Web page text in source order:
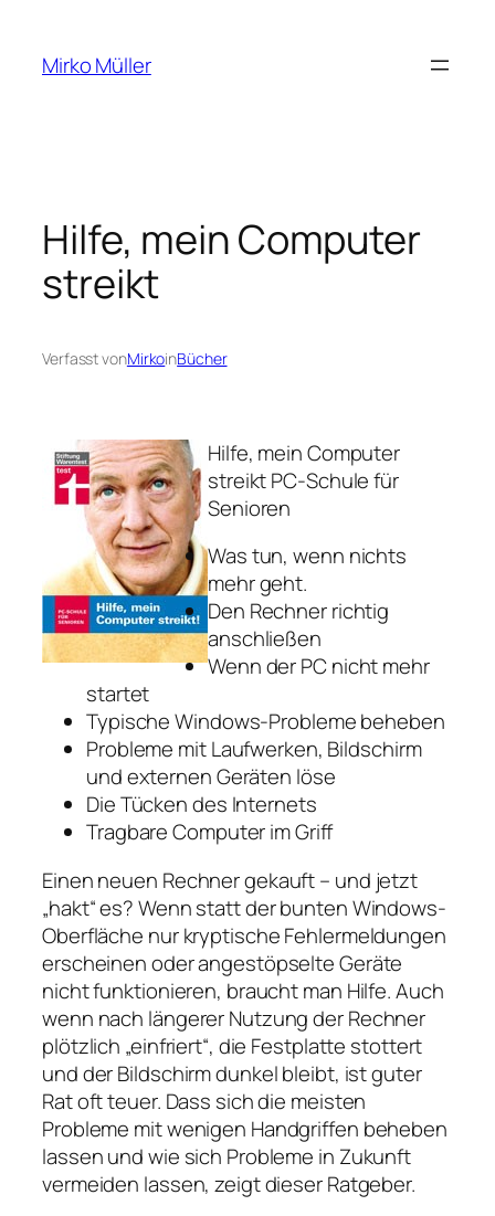
springen
Mirko Müller
Hilfe, mein Computer
streikt
Verfasst vonMirkoinBücher
Hilfe, mein Computer
streikt PC-Schule für
Senioren
Was tun, wenn nichts
mehr geht.
Den Rechner richtig
anschließen
Wenn der PC nicht mehr
startet
Typische Windows-Probleme beheben
Probleme mit Laufwerken, Bildschirm
und externen Geräten löse
Die Tücken des Internets
Tragbare Computer im Griff
Einen neuen Rechner gekauft – und jetzt
„hakt“ es? Wenn statt der bunten Windows-
Oberfläche nur kryptische Fehlermeldungen
erscheinen oder angestöpselte Geräte
nicht funktionieren, braucht man Hilfe. Auch
wenn nach längerer Nutzung der Rechner
plötzlich „einfriert“, die Festplatte stottert
und der Bildschirm dunkel bleibt, ist guter
Rat oft teuer. Dass sich die meisten
Probleme mit wenigen Handgriffen beheben
lassen und wie sich Probleme in Zukunft
vermeiden lassen, zeigt dieser Ratgeber.